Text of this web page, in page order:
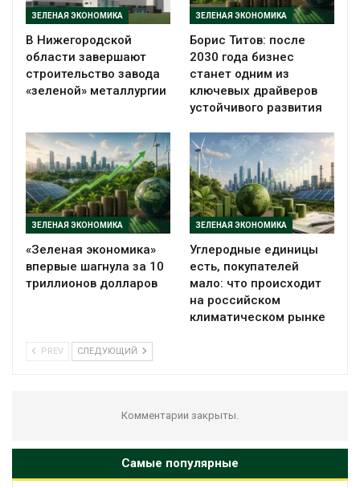
ЗЕЛЕНАЯ ЭКОНОМИКА
В Нижегородской
области завершают
строительство завода
«зеленой» металлургии
ЗЕЛЕНАЯ ЭКОНОМИКА
Борис Титов: после
2030 года бизнес
станет одним из
ключевых драйверов
устойчивого развития
ЗЕЛЕНАЯ ЭКОНОМИКА
«Зеленая экономика»
впервые шагнула за 10
триллионов долларов
ЗЕЛЕНАЯ ЭКОНОМИКА
Углеродные единицы
есть, покупателей
мало: что происходит
на российском
климатическом рынке
PREV СЛЕДУЮЩИЙ
Комментарии закрыты.
Самые популярные